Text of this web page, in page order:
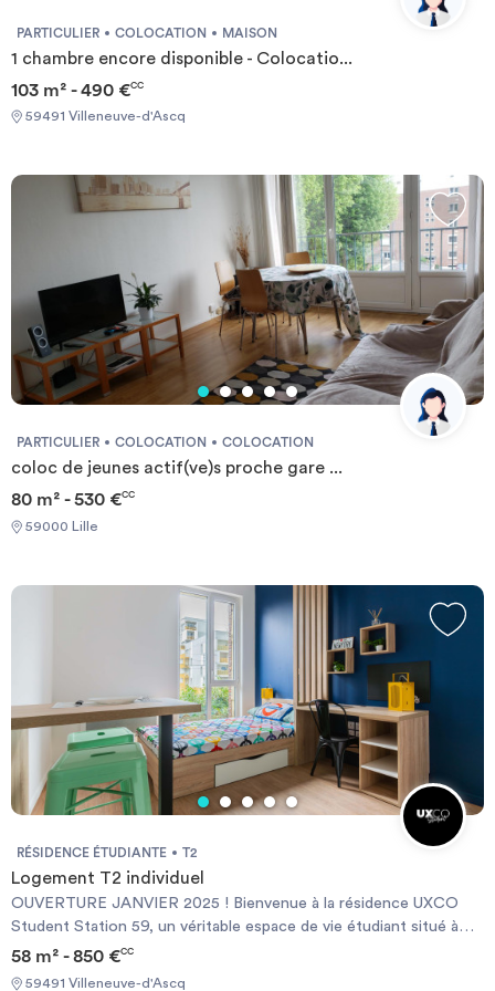
PARTICULIER COLOCATION MAISON
1 chambre encore disponible - Colocatio...
103 m² - 490 €CC
59491 Villeneuve-d'Ascq
PARTICULIER COLOCATION COLOCATION
coloc de jeunes actif(ve)s proche gare ...
80 m² - 530 €CC
59000 Lille
RÉSIDENCE ÉTUDIANTE T2
Logement T2 individuel
OUVERTURE JANVIER 2025 ! Bienvenue à la résidence UXCO
Student Station 59, un véritable espace de vie étudiant situé à
proximité du centre-ville de Lille. À quelques minutes de cette
58 m² - 850 €CC
59491 Villeneuve-d'Ascq